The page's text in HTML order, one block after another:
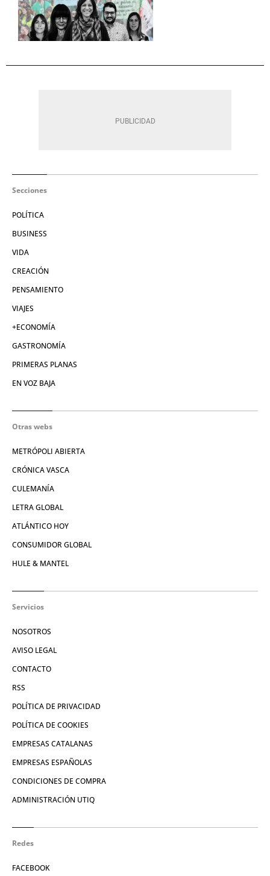
Secciones
POLÍTICA
BUSINESS
VIDA
CREACIÓN
PENSAMIENTO
VIAJES
+ECONOMÍA
GASTRONOMÍA
PRIMERAS PLANAS
EN VOZ BAJA
Otras webs
METRÓPOLI ABIERTA
CRÓNICA VASCA
CULEMANÍA
LETRA GLOBAL
ATLÁNTICO HOY
CONSUMIDOR GLOBAL
HULE & MANTEL
Servicios
NOSOTROS
AVISO LEGAL
CONTACTO
RSS
POLÍTICA DE PRIVACIDAD
POLÍTICA DE COOKIES
EMPRESAS CATALANAS
EMPRESAS ESPAÑOLAS
CONDICIONES DE COMPRA
ADMINISTRACIÓN UTIQ
Redes
FACEBOOK